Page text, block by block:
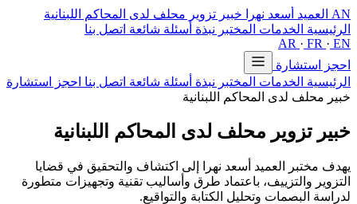
AN العميد أسعد نهرا خبير تزوير محلف لدى المحاكم اللبنانية
الرئيسية الخدمات المختبر نبذة أسئلة شائعة اتصل بنا
AR · FR · EN
احجز استشارة
الرئيسية الخدمات المختبر نبذة أسئلة شائعة اتصل بنا احجز استشارة
خبير محلف لدى المحاكم اللبنانية
خبير تزوير محلف لدى المحاكم اللبنانية
يهدف مختبر العميد أسعد نهرا إلى اكتشاف والتحقيق في قضايا
التزوير والتزييف، باعتماد طرق وأساليب تقنية وتجهيزات متطورة
لدراسة البصمات وتحليل الكتابة والتواقيع.